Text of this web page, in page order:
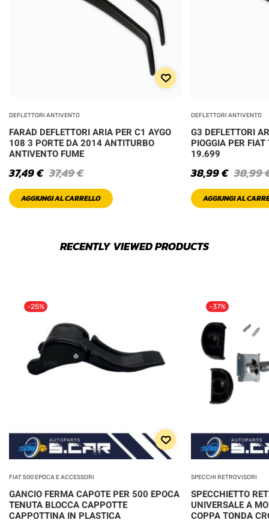
DEFLETTORI ANTIVENTO
FARAD DEFLETTORI ARIA PER C1 AYGO
108 3 PORTE DA 2014 ANTITURBO
ANTIVENTO FUME
37,49€
37,49€
AGGIUNGI AL CARRELLO
DEFLETTORI ANTIVENTO
G3 DEFLETTORI
PIOGGIA PER
19.699
38,99
38,99€
AGGIUNGI AL
RECENTLY VIEWED PRODUCTS
-25%
FIAT 500 EPOCA E ACCESSORI
GANCIO FERMA CAPOTE PER 500 EPOCA
TENUTA BLOCCA CAPPOTTE
CAPPOTTINA IN PLASTICA
-37%
SPECCHI RETROVISORI
SPECCHIETTO
UNIVERSALE A
COPPA TONDA